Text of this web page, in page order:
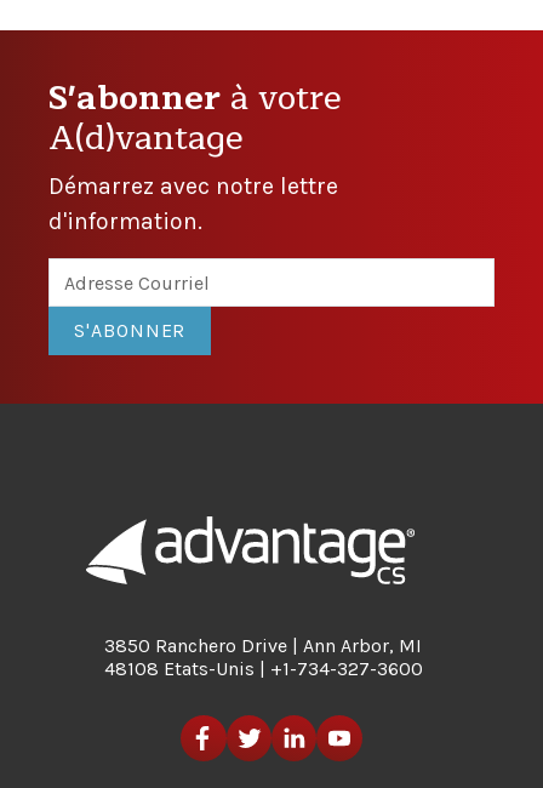
S'abonnerà votre
A(d)vantage
Démarrez avec notre lettre
d'information.
S'ABONNER
3850 Ranchero Drive | Ann Arbor, MI
48108 Etats-Unis | +1-734-327-3600